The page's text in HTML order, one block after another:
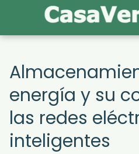
energía y su
las redes
inteligentes